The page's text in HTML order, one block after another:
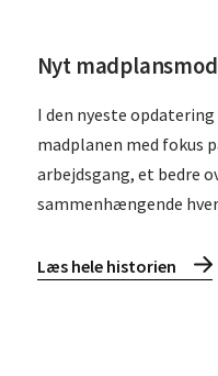
Nyt
I den nyeste
madplanen med fokus
arbejdsgang, et bedre
sammenhængende
Læs hele historien